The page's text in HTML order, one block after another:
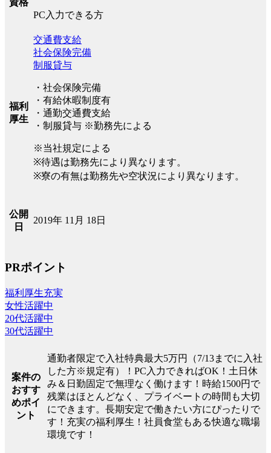
PC入力できる方
福利
厚生
交通費支給
社会保険完備
制服貸与
・社会保険完備
・有給休暇制度有
・通勤交通費支給
・制服貸与 ※勤務先による
※当社規定による
※待遇は勤務先により異なります。
※寮の有無は勤務先や空状況により異なります。
公開
日
2019年 11月 18日
PRポイント
福利厚生充実
女性活躍中
20代活躍中
30代活躍中
案件の
おすす
めポイ
ント
通勤者限定で入社特典最大5万円（7/13までに入社
した方※規定有）！PC入力できればOK！土日休
み＆日勤固定で無理なく働けます！時給1500円で
残業はほとんどなく、プライベートの時間も大切
にできます。長期安定で働きたい方にぴったりで
す！充実の福利厚生！社員食堂もある快適な職場
環境です！